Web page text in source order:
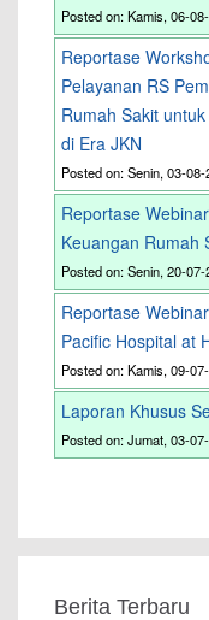
Posted on: Kamis, 06-
Reportase
Pelayanan RS
Rumah Sakit
di Era JKN
Posted on: Senin, 03-08-
Reportase
Keuangan Rumah
Posted on: Senin, 20-07-
Reportase
Pacific Hospital at
Posted on: Kamis, 09-
Laporan Khusus
Posted on: Jumat, 03-
Berita Terbaru